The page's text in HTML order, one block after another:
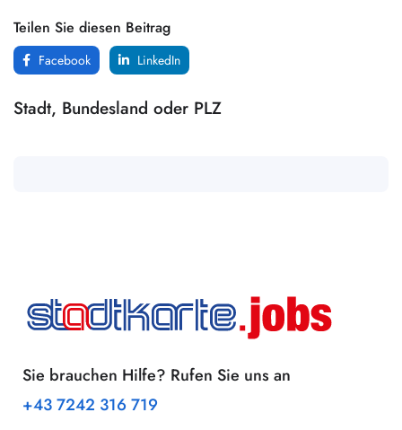
Teilen Sie diesen Beitrag
Facebook LinkedIn
Stadt, Bundesland oder PLZ
Sie brauchen Hilfe? Rufen Sie uns an
+43 7242 316 719